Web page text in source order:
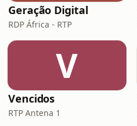
Geração Digital
RDP África - RTP
V
Vencidos
RTP Antena 1